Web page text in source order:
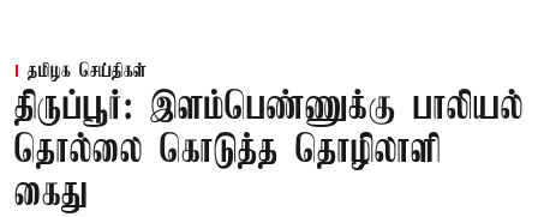
தமிழக செய்திகள்
திருப்பூர்: இளம்பெண்ணுக்கு பாலியல்
தொல்லை கொடுத்த தொழிலாளி
கைது